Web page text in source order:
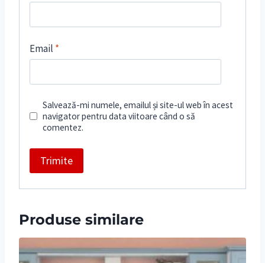
Email *
Salvează-mi numele, emailul și site-ul web în acest
navigator pentru data viitoare când o să
comentez.
Produse similare